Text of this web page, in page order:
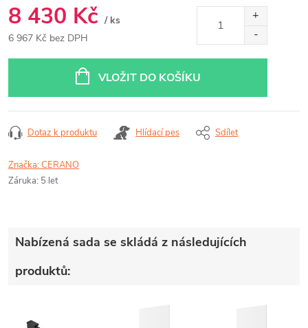
8 430 Kč / ks
6 967 Kč bez DPH
VLOŽIT DO KOŠÍKU
Dotaz k produktu Hlídací pes Sdílet
Značka:CERANO
Záruka: 5 let
Nabízená sada se skládá z následujících
produktů: